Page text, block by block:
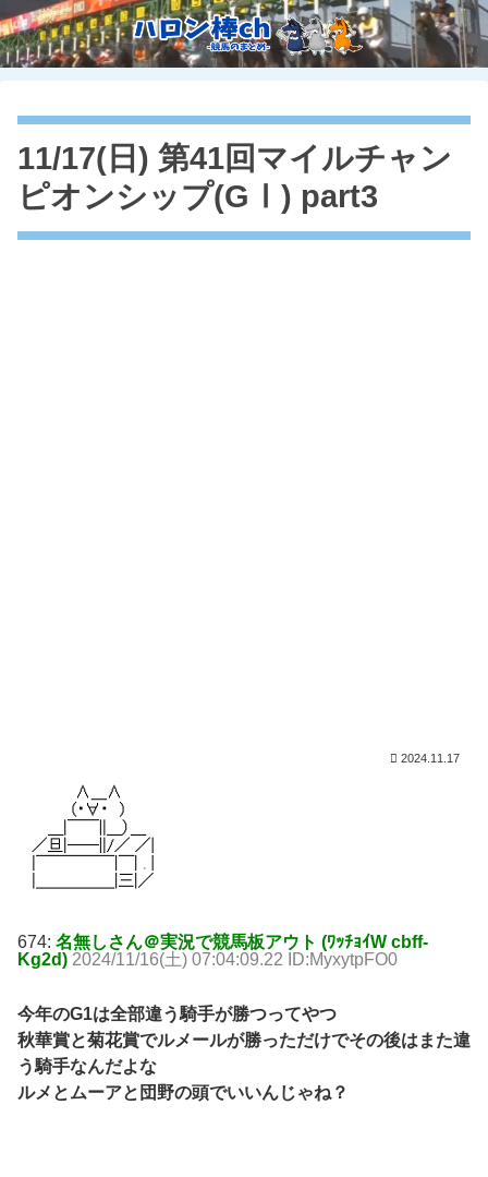
11/17(日) 第41回マイルチャン
ピオンシップ(GⅠ) part3
2024.11.17
674: 名無しさん＠実況で競馬板アウト (ﾜｯﾁｮｲW cbff-
Kg2d) 2024/11/16(土) 07:04:09.22 ID:MyxytpFO0
今年のG1は全部違う騎手が勝つってやつ
秋華賞と菊花賞でルメールが勝っただけでその後はまた違
う騎手なんだよな
ルメとムーアと団野の頭でいいんじゃね？